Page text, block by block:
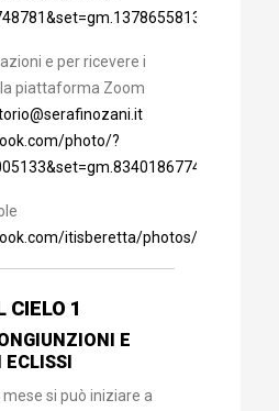
e per ricevere i
piattaforma Zoom
photo/?
itisberetta/photos/
CIELO 1
E
si può iniziare a